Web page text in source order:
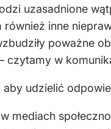
uzasadnione
inne
poważne
czytamy w
aby udzielić
mediach